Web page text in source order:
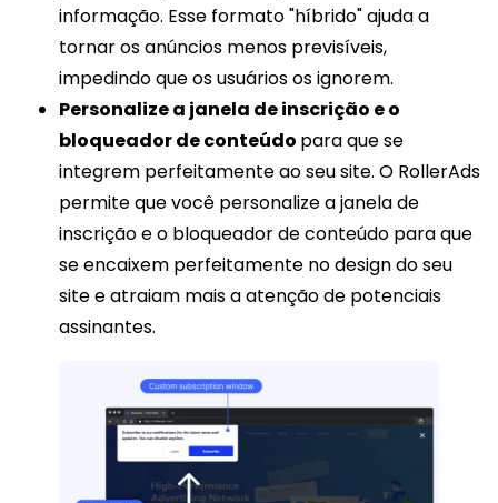
informação. Esse formato "híbrido" ajuda a
tornar os anúncios menos previsíveis,
impedindo que os usuários os ignorem.
Personalize a janela de inscrição e o
bloqueador de conteúdo para que se
integrem perfeitamente ao seu site. O RollerAds
permite que você personalize a janela de
inscrição e o bloqueador de conteúdo para que
se encaixem perfeitamente no design do seu
site e atraiam mais a atenção de potenciais
assinantes.